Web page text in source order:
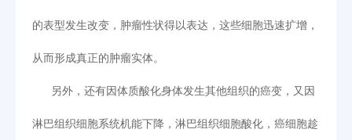
的表型发生改变，肿瘤性状得以表达，这些细胞迅速扩增，
从而形成真正的肿瘤实体。
另外，还有因体质酸化身体发生其他组织的癌变，又因
淋巴组织细胞系统机能下降，淋巴组织细胞酸化，癌细胞趁